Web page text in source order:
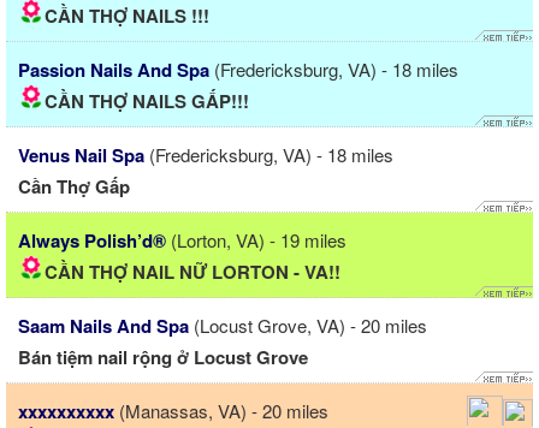
CẦN THỢ NAILS !!!
Passion Nails And Spa (Fredericksburg, VA) - 18 miles
CẦN THỢ NAILS GẤP!!!
Venus Nail Spa (Fredericksburg, VA) - 18 miles
Cần Thợ Gấp
Always Polish’d® (Lorton, VA) - 19 miles
CẦN THỢ NAIL NỮ LORTON - VA!!
Saam Nails And Spa (Locust Grove, VA) - 20 miles
Bán tiệm nail rộng ở Locust Grove
xxxxxxxxxx (Manassas, VA) - 20 miles